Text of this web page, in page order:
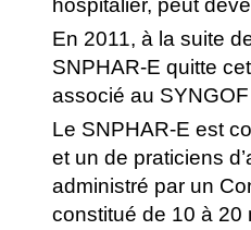
hospitalier, peut
En 2011, à la suite
SNPHAR-E quitte
associé au
Le SNPHAR-E est
et un de praticiens
administré par un
constitué de 10 à 20